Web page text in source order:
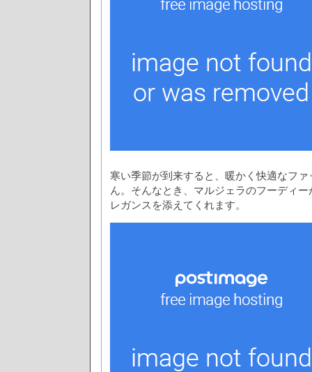
寒い季節が到来すると、暖かく快適なフ
ん。そんなとき、マルジェラのフーディ
レガンスを添えてくれます。